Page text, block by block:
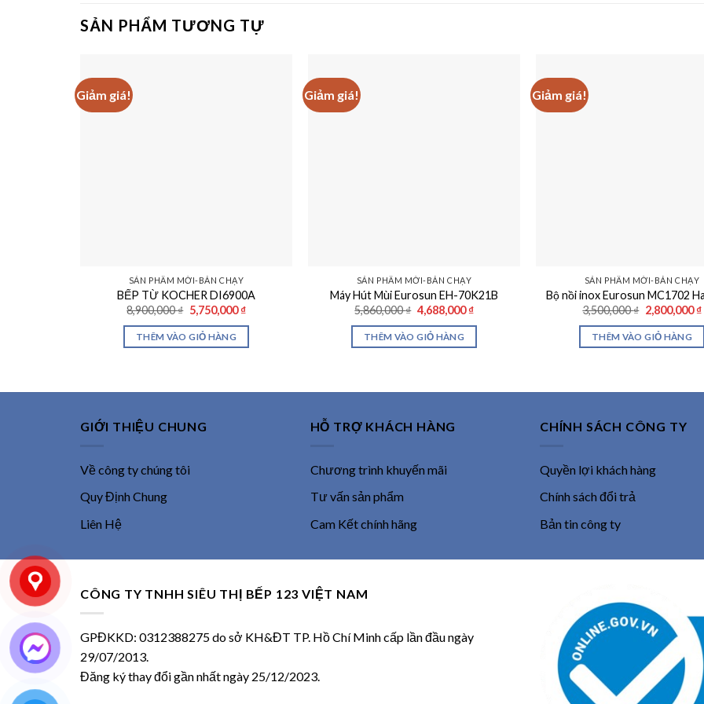
SẢN PHẨM TƯƠNG TỰ
Giảm giá!
SẢN PHẨM MỚI-BÁN CHẠY
BẾP TỪ KOCHER DI6900A
8,900,000₫ Giá
gốc
là:
8,900,000 ₫.
5,750,000₫Giá
tại
THÊM VÀO GIỎ HÀNG
Giảm giá!
SẢN PHẨM MỚI-BÁN CHẠY
Máy Hút Mùi Eurosun EH-70K21B
5,860,000₫ Giá
gốc
là:
5,860,000 ₫.
4,688,000₫Giá
tại
THÊM VÀO GIỎ HÀNG
Giảm giá!
SẢN PHẨM MỚI-BÁN CHẠY
Bộ nồi inox Eurosun MC1702
3,500,000₫ Giá
gốc
là:
3,500,000 ₫.
2,800,000₫
THÊM VÀO GIỎ HÀNG
GIỚI THIỆU CHUNG
Về công ty chúng tôi
Quy Định Chung
Liên Hệ
HỖ TRỢ KHÁCH HÀNG
Chương trình khuyến mãi
Tư vấn sản phẩm
Cam Kết chính hãng
CHÍNH SÁCH CÔNG TY
Quyền lợi khách hàng
Chính sách đổi trả
Bản tin công ty
CÔNG TY TNHH SIÊU THỊ BẾP 123 VIỆT NAM
GPĐKKD: 0312388275 do sở KH&ĐT TP. Hồ Chí Minh cấp lần đầu ngày
29/07/2013.
Đăng ký thay đổi gần nhất ngày 25/12/2023.